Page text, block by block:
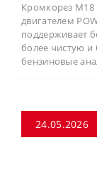
Кромкорез
двигателем
поддерживает
более чистую и
бензиновые
24.05.2026